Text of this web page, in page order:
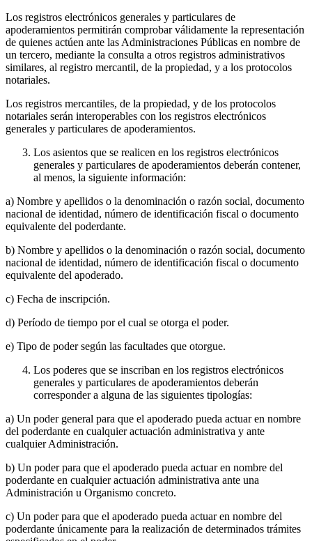
Los registros electrónicos generales y particulares de
apoderamientos permitirán comprobar válidamente la representación
de quienes actúen ante las Administraciones Públicas en nombre de
un tercero, mediante la consulta a otros registros administrativos
similares, al registro mercantil, de la propiedad, y a los protocolos
notariales.
Los registros mercantiles, de la propiedad, y de los protocolos
notariales serán interoperables con los registros electrónicos
generales y particulares de apoderamientos.
Los asientos que se realicen en los registros electrónicos
generales y particulares de apoderamientos deberán contener,
al menos, la siguiente información:
a) Nombre y apellidos o la denominación o razón social, documento
nacional de identidad, número de identificación fiscal o documento
equivalente del poderdante.
b) Nombre y apellidos o la denominación o razón social, documento
nacional de identidad, número de identificación fiscal o documento
equivalente del apoderado.
c) Fecha de inscripción.
d) Período de tiempo por el cual se otorga el poder.
e) Tipo de poder según las facultades que otorgue.
Los poderes que se inscriban en los registros electrónicos
generales y particulares de apoderamientos deberán
corresponder a alguna de las siguientes tipologías:
a) Un poder general para que el apoderado pueda actuar en nombre
del poderdante en cualquier actuación administrativa y ante
cualquier Administración.
b) Un poder para que el apoderado pueda actuar en nombre del
poderdante en cualquier actuación administrativa ante una
Administración u Organismo concreto.
c) Un poder para que el apoderado pueda actuar en nombre del
poderdante únicamente para la realización de determinados trámites